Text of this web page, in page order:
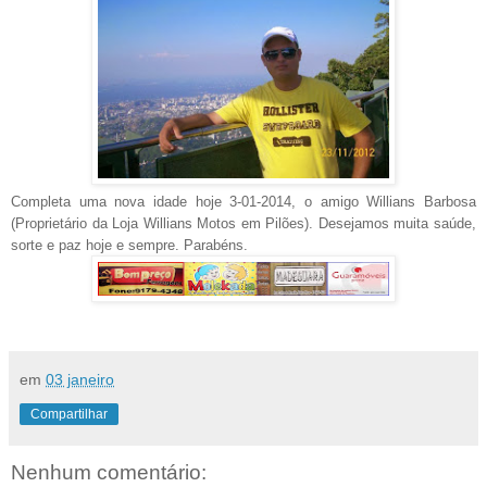
Completa uma nova idade hoje 3-01-2014, o amigo Willians Barbosa
(Proprietário da Loja Willians Motos em Pilões). Desejamos muita saúde,
sorte e paz hoje e sempre. Parabéns.
em 03 janeiro
Compartilhar
Nenhum comentário: